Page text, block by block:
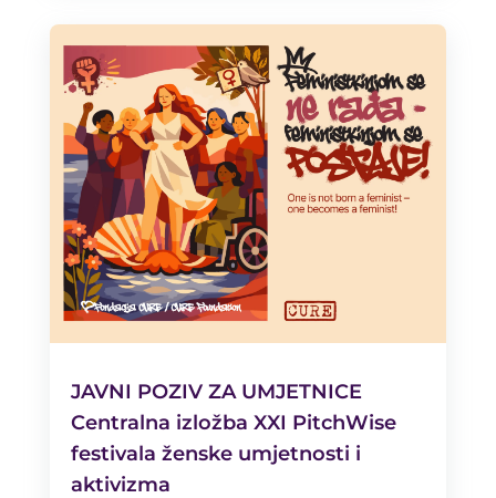
JAVNI POZIV ZA UMJETNICE
Centralna izložba XXI PitchWise
festivala ženske umjetnosti i
aktivizma